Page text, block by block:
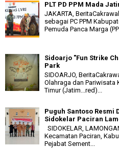
PLT PD PPM Mada
JAKARTA,
sebagai PC PPM
Pemuda Panca Marga
Sidoarjo "Fun Strike
Park
SIDOARJO,
Olahraga dan Pariwisata
Timur (Jatim...red)...
Puguh Santoso Resmi
Sidokelar Paciran
SIDOKELAR,
Kecamatan Paciran,
Pejabat Sement...